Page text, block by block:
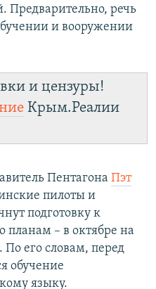
Предварительно, речь
и вооружении
и цензуры!
Крым.Реалии
Пентагона Пэт
пилоты и
подготовку к
планам – в октябре на
По его словам, перед
обучение
языку.